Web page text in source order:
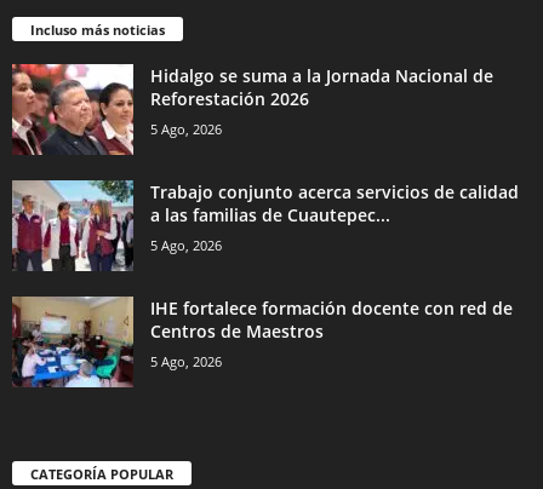
Incluso más noticias
Hidalgo se suma a la Jornada Nacional de
Reforestación 2026
5 Ago, 2026
Trabajo conjunto acerca servicios de calidad
a las familias de Cuautepec...
5 Ago, 2026
IHE fortalece formación docente con red de
Centros de Maestros
5 Ago, 2026
CATEGORÍA POPULAR